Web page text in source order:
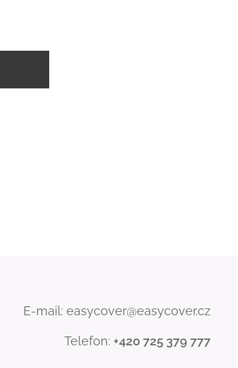
E-mail: easycover@easycover.cz
Telefon: +420 725 379 777